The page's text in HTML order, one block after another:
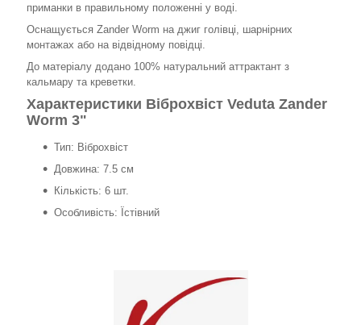
приманки в правильному положенні у воді.
Оснащується Zander Worm на джиг голівці, шарнірних
монтажах або на відвідному повідці.
До матеріалу додано 100% натуральний аттрактант з
кальмару та креветки.
Характеристики Віброхвіст Veduta Zander
Worm 3"
Тип: Віброхвіст
Довжина: 7.5 см
Кількість: 6 шт.
Особливість: Їстівний